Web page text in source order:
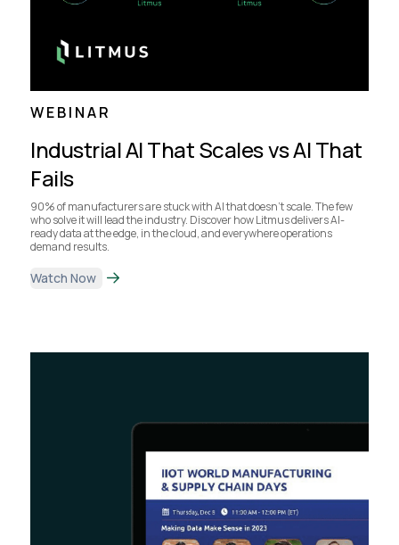
WEBINAR
Industrial AI That Scales vs AI That
Fails
90% of manufacturers are stuck with AI that doesn’t scale. The few
who solve it will lead the industry. Discover how Litmus delivers AI-
ready data at the edge, in the cloud, and everywhere operations
demand results.
Watch Now